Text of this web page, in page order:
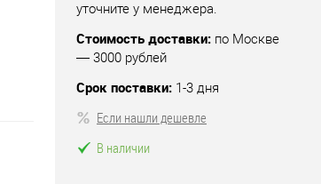
уточните у менеджера.
Стоимость доставки: по Москве
— 3000 рублей
Срок поставки: 1-3 дня
Если нашли дешевле
В наличии